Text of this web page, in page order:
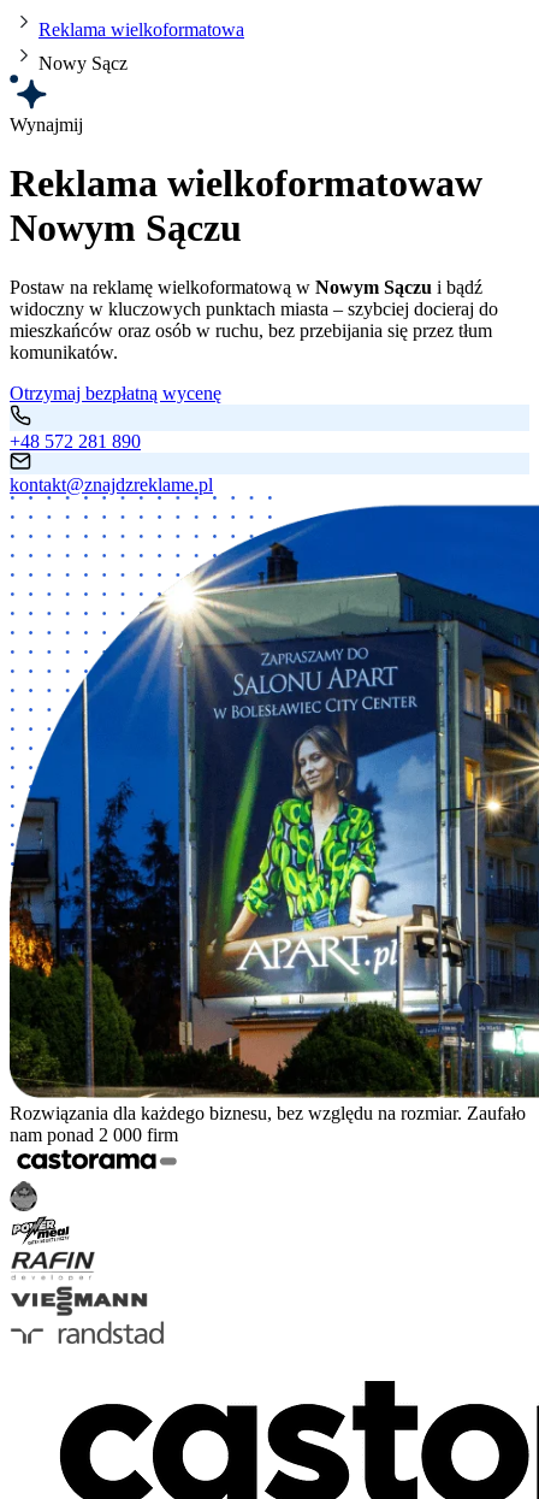
Reklama wielkoformatowa
Nowy Sącz
Wynajmij
Reklama wielkoformatowaw
Nowym Sączu
Postaw na reklamę wielkoformatową w Nowym Sączu i bądź
widoczny w kluczowych punktach miasta – szybciej docieraj do
mieszkańców oraz osób w ruchu, bez przebijania się przez tłum
komunikatów.
Otrzymaj bezpłatną wycenę
+48 572 281 890
kontakt@znajdzreklame.pl
Rozwiązania dla każdego biznesu, bez względu na rozmiar. Zaufało
nam ponad 2 000 firm